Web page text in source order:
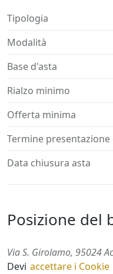
Tipologia
Modalità
Base d'asta
Rialzo minimo
Offerta minima
Termine
Data chiusura asta
Posizione del
Via S. Girolamo, 95024
Devi accettare i Cookie